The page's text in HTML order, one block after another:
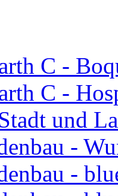
C -
C -
und
-
-